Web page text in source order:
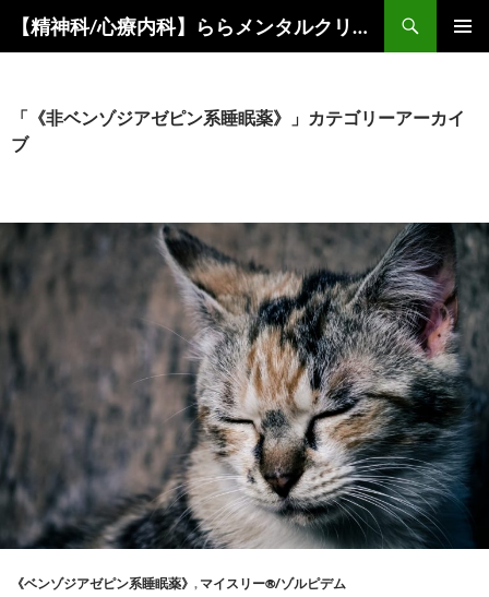
へ
ッ
【精神科/心療内科】ららメンタルクリニック
「《非ベンゾジアゼピン系睡眠薬》」カテゴリーアーカイ
ブ
《ベンゾジアゼピン系睡眠薬》 , マイスリー®/ゾルピデム